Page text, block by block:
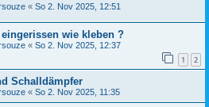
« So 2. Nov 2025, 12:51
eingerissen wie kleben ?
« So 2. Nov 2025, 12:37
1 2
Schalldämpfer
« So 2. Nov 2025, 11:35